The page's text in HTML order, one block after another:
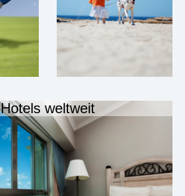
Hotels weltweit